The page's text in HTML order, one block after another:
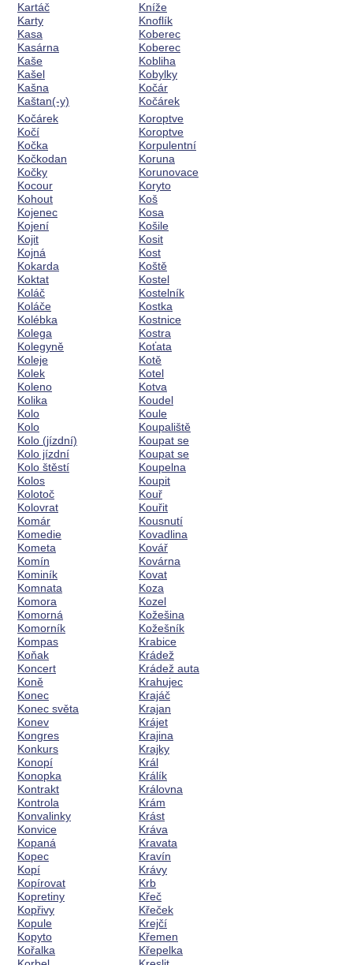
Kartáč
Karty
Kasa
Kasárna
Kaše
Kašel
Kašna
Kaštan(-y)
Kníže
Knoflík
Koberec
Koberec
Kobliha
Kobylky
Kočár
Kočárek
Kočárek
Kočí
Kočka
Kočkodan
Kočky
Kocour
Kohout
Kojenec
Kojení
Kojit
Kojná
Kokarda
Koktat
Koláč
Koláče
Kolébka
Kolega
Kolegyně
Koleje
Kolek
Koleno
Kolika
Kolo
Kolo
Kolo (jízdní)
Kolo jízdní
Kolo štěstí
Kolos
Kolotoč
Kolovrat
Komár
Komedie
Kometa
Komín
Kominík
Komnata
Komora
Komorná
Komorník
Kompas
Koňak
Koncert
Koně
Konec
Konec světa
Konev
Kongres
Konkurs
Konopí
Konopka
Kontrakt
Kontrola
Konvalinky
Konvice
Kopaná
Kopec
Kopí
Kopírovat
Kopretiny
Kopřivy
Kopule
Kopyto
Kořalka
Koroptve
Koroptve
Korpulentní
Koruna
Korunovace
Koryto
Koš
Kosa
Košile
Kosit
Kost
Koště
Kostel
Kostelník
Kostka
Kostnice
Kostra
Koťata
Kotě
Kotel
Kotva
Koudel
Koule
Koupaliště
Koupat se
Koupat se
Koupelna
Koupit
Kouř
Kouřit
Kousnutí
Kovadlina
Kovář
Kovárna
Kovat
Koza
Kozel
Kožešina
Kožešník
Krabice
Krádež
Krádež auta
Krahujec
Krajáč
Krajan
Krájet
Krajina
Krajky
Král
Králík
Královna
Krám
Krást
Kráva
Kravata
Kravín
Krávy
Krb
Křeč
Křeček
Krejčí
Křemen
Křepelka